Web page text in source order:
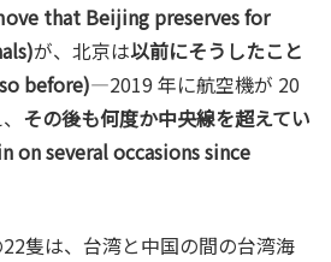
that Beijing preserves for
が、北京は以前にそうしたこと
before)—2019 年に航空機が 20
その後も何度か中央線を超えてい
on several occasions since
隻は、台湾と中国の間の台湾海